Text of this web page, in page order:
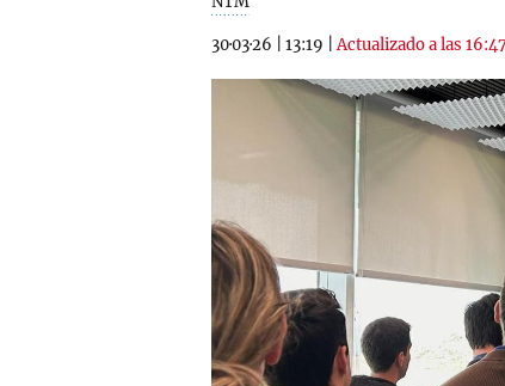
30·03·26 13:19 |Actualizado a las 16:47